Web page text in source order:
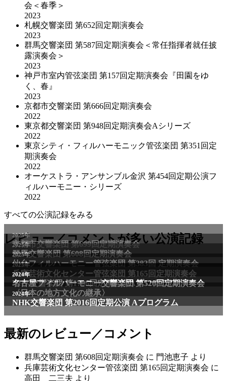
会＜春季＞
2023
札幌交響楽団 第652回定期演奏会
2023
群馬交響楽団 第587回定期演奏会＜常任指揮者就任披
露演奏会＞
2023
神戸市室内管弦楽団 第157回定期演奏会『田園をゆ
く、春』
2023
京都市交響楽団 第666回定期演奏会
2022
東京都交響楽団 第948回定期演奏会Aシリーズ
2022
東京シティ・フィルハーモニック管弦楽団 第351回定
期演奏会
2022
オーケストラ・アンサンブル金沢 第454回定期公演フ
ィルハーモニー・シリーズ
2022
すべての公演記録をみる
レビュー／コメントが多い公演記録
2025年
京都市交響楽団 第699回定期演奏会
2025年
群馬交響楽団 第608回定期演奏会
2025年
仙台フィルハーモニー管弦楽団 第383回 定期演奏会
2025年
兵庫芸術文化センター管弦楽団 第165回定期演奏会
2011年
NHK交響楽団 第1706回定期公演Aプログラム
2024年
名古屋フィルハーモニー交響楽団 第520回定期演奏会
〈日本の地方文化の継承〉
2024年
NHK交響楽団 第2016回定期公演 Aプログラム
最新のレビュー／コメント
群馬交響楽団 第608回定期演奏会 に 門池恵子 より
兵庫芸術文化センター管弦楽団 第165回定期演奏会 に
高田 二三夫 より